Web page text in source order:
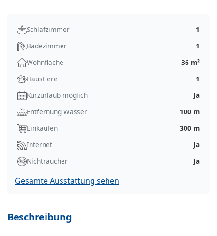
Schlafzimmer
1
Badezimmer
1
Wohnfläche
36 m²
Haustiere
1
Kurzurlaub möglich
Ja
Entfernung Wasser
100 m
Einkaufen
300 m
Internet
Ja
Nichtraucher
Ja
Gesamte Ausstattung sehen
Beschreibung